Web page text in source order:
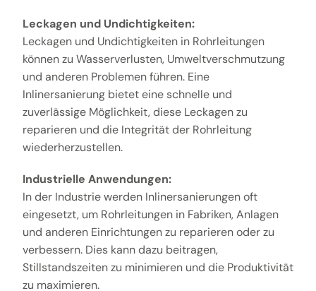
Leckagen und Undichtigkeiten:
Leckagen und Undichtigkeiten in Rohrleitungen
können zu Wasserverlusten, Umweltverschmutzung
und anderen Problemen führen. Eine
Inlinersanierung bietet eine schnelle und
zuverlässige Möglichkeit, diese Leckagen zu
reparieren und die Integrität der Rohrleitung
wiederherzustellen.
Industrielle Anwendungen:
In der Industrie werden Inlinersanierungen oft
eingesetzt, um Rohrleitungen in Fabriken, Anlagen
und anderen Einrichtungen zu reparieren oder zu
verbessern. Dies kann dazu beitragen,
Stillstandszeiten zu minimieren und die Produktivität
zu maximieren.